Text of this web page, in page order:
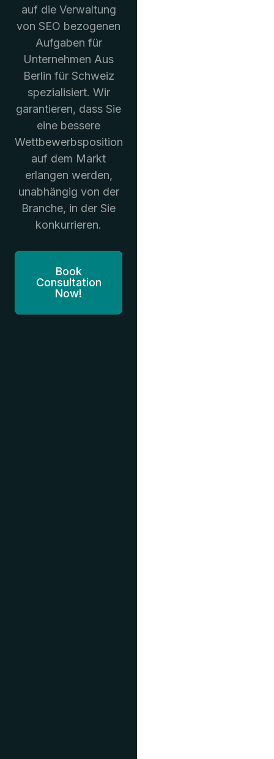
auf die Verwaltung
von SEO bezogenen
Aufgaben für
Unternehmen Aus
Berlin für Schweiz
spezialisiert. Wir
garantieren, dass Sie
eine bessere
Wettbewerbsposition
auf dem Markt
erlangen werden,
unabhängig von der
Branche, in der Sie
konkurrieren.
Book
Consultation
Now!